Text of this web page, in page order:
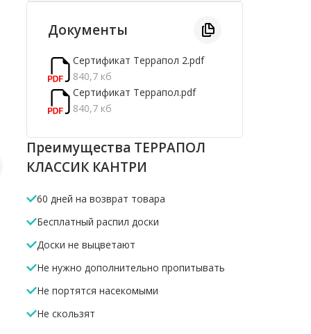
45*40*4000мм
В корзину
40*50*4000мм
В корзину
Документы
Сертификат Террапол 2.pdf
840,7 кб
Сертификат Террапол.pdf
840,7 кб
Преимущества ТЕРРАПОЛ
КЛАССИК КАНТРИ
60 дней на возврат товара
Бесплатный распил доски
Доски не выцветают
Не нужно дополнительно пропитывать
Не портятся насекомыми
Не скользят